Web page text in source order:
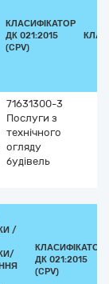
КЛАСИФІКАТОР
ДК 021:2015
(CPV)
71631300-3
Послуги з
технічного
огляду
будівель
/
КЛАСИФІКАТОР
ДК 021:2015
(CPV)